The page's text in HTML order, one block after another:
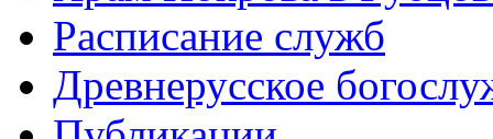
Расписание служб
Древнерусское